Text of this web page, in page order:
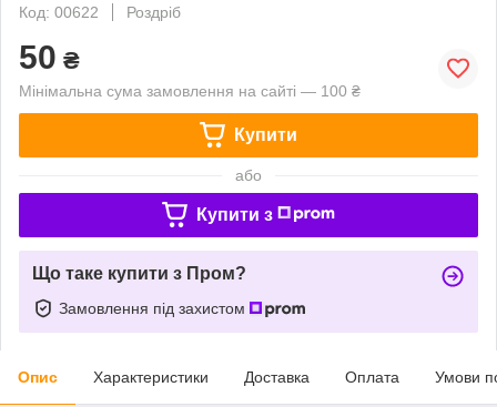
Код: 00622
Роздріб
50 ₴
Мінімальна сума замовлення на сайті — 100 ₴
Купити
або
Купити з
Що таке купити з Пром?
Замовлення під захистом
Опис Характеристики Доставка Оплата Умови